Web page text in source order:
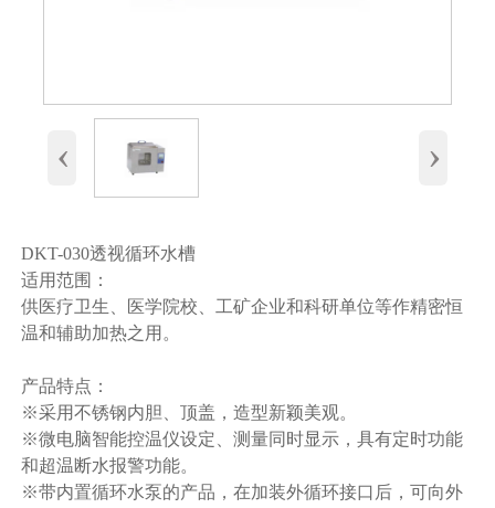
‹ ›
DKT-030透视循环水槽
适用范围：
供医疗卫生、医学院校、工矿企业和科研单位等作精密恒
温和辅助加热之用。
产品特点：
※采用不锈钢内胆、顶盖，造型新颖美观。
※微电脑智能控温仪设定、测量同时显示，具有定时功能
和超温断水报警功能。
※带内置循环水泵的产品，在加装外循环接口后，可向外